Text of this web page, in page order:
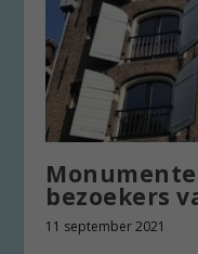
bezoekers
11 september 2021